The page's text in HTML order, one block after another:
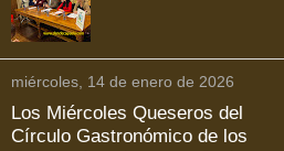
miércoles, 14 de enero de 2026
Los Miércoles Queseros del
Círculo Gastronómico de los